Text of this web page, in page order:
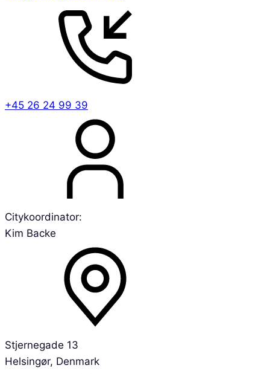
+45 26 24 99 39
Citykoordinator:
Kim Backe
Stjernegade 13
Helsingør, Denmark